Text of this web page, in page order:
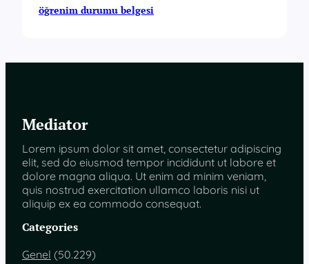
öğrenim durumu belgesi
Mediator
Lorem ipsum dolor sit amet, consectetur adipiscing
elit, sed do eiusmod tempor incididunt ut labore et
dolore magna aliqua. Ut enim ad minim veniam,
quis nostrud exercitation ullamco laboris nisi ut
aliquip ex ea commodo consequat.
Categories
Genel (50.229)